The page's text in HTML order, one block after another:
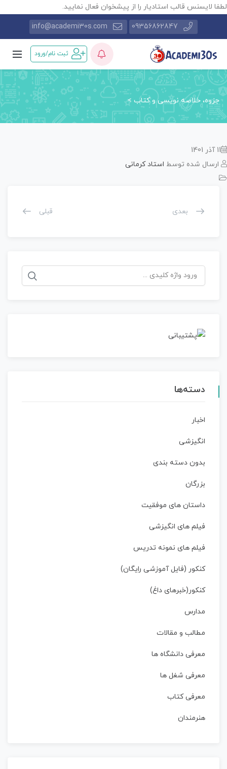
لطفا لایسنس قالب استادیار را از پیشخوان فعال نمایید.
09356862847
info@academi30s.com
ثبت نام/ورود
جزوه، خلاصه نویسی و کتاب>
11 آذر 1401
ارسال شده توسط استاد کرمانی
بعدی قبلی
جستجو
برای:
دسته‌ها
اخبار
انگیزشی
بدون دسته بندی
بزرگان
داستان‌ های موفقیت
فیلم های انگیزشی
فیلم های نمونه تدریس
کنکور (فایل آموزشی رایگان)
کنکور(خبرهای داغ)
مدارس
مطالب و مقالات
معرفی دانشگاه ها
معرفی شغل ها
معرفی کتاب
هنرمندان